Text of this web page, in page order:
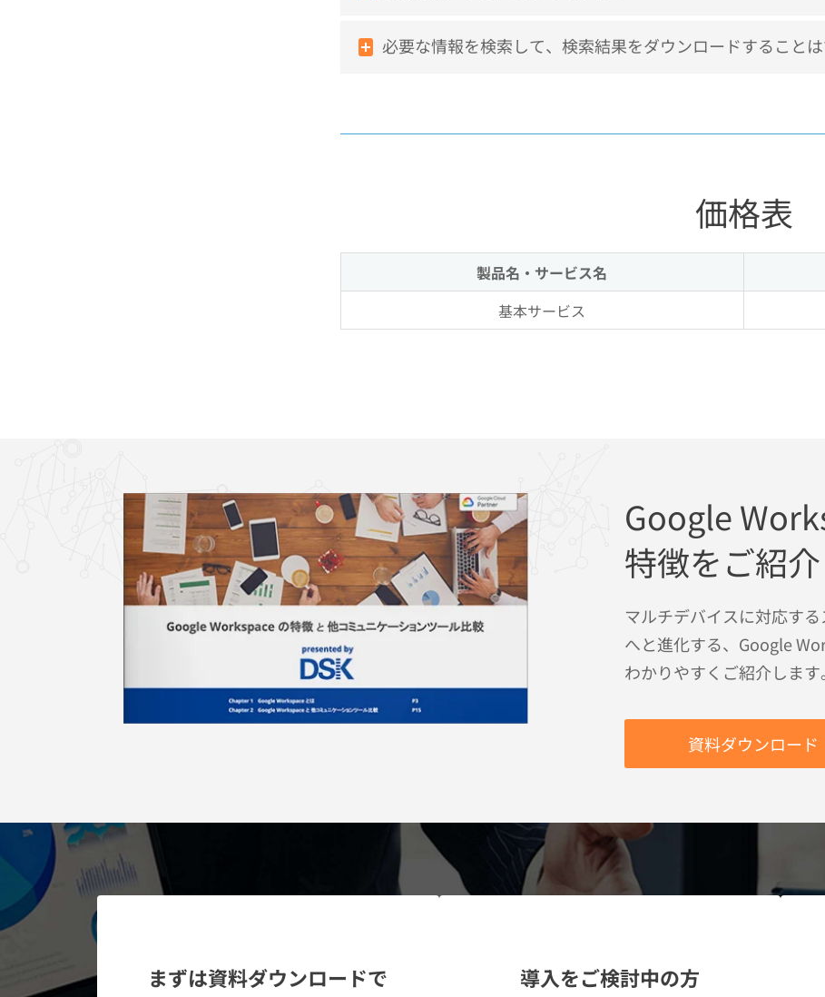
必要な情報を検索して、検索結果をダウンロードすること
価格表
製品名・サービス名
基本サービス
Google
特徴をご紹介
マルチデバイスに対応す
へと進化する、Google
わかりやすくご紹介します
資料ダウンロード
まずは資料ダウンロードで
導入をご検討中の方